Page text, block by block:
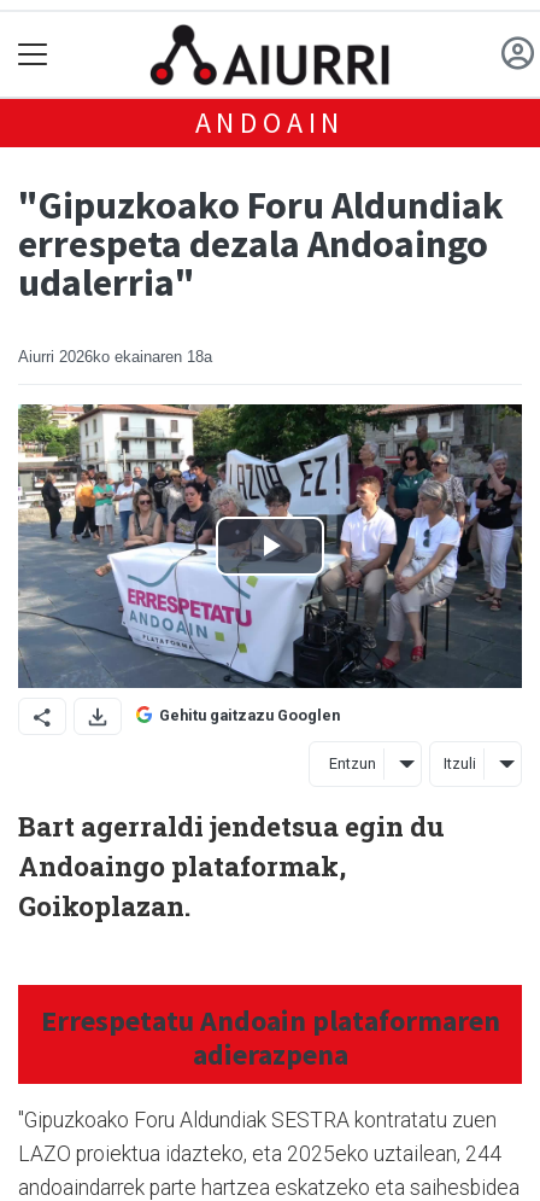
ANDOAIN
"Gipuzkoako Foru Aldundiak
errespeta dezala Andoaingo
udalerria"
Aiurri 2026ko ekainaren 18a
Gehitu gaitzazu Googlen
Entzun Itzuli
Bart agerraldi jendetsua egin du
Andoaingo plataformak,
Goikoplazan.
Errespetatu Andoain plataformaren
adierazpena
"Gipuzkoako Foru Aldundiak SESTRA kontratatu zuen
LAZO proiektua idazteko, eta 2025eko uztailean, 244
andoaindarrek parte hartzea eskatzeko eta saihesbidea